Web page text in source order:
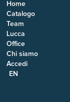
Home
Catalogo
Team
Lucca
Office
Chi siamo
Accedi
EN